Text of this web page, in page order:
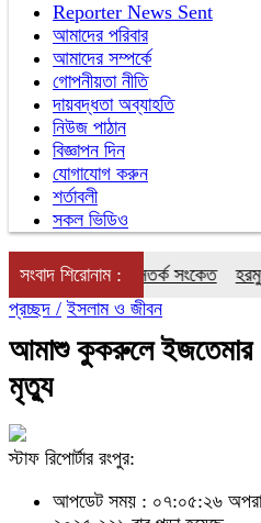
Reporter News Sent
আমাদের পরিবার
আমাদের সম্পর্কে
গোপনীয়তা নীতি
দায়বদ্ধতা অব্যাহতি
নিউজ পাঠান
বিজ্ঞাপন দিন
যোগাযোগ করুন
শর্তাবলী
সকল ভিডিও
সংবাদ শিরোনাম :
নদীবন্দরে সতর্ক সংকেত
হরমুজ
প্রচ্ছদ / ইসলাম ও জীবন
আমাশু কুকরুলে ইজতেমার
মৃত্যু
স্টাফ রিপোর্টার রংপুর:
আপডেট সময় : ০৭:০৫:২৬